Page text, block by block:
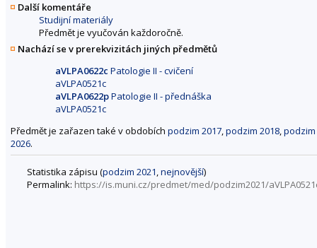
Další komentáře
Studijní materiály
Předmět je vyučován každoročně.
Nachází se v prerekvizitách jiných předmětů
aVLPA0622c Patologie II - cvičení
aVLPA0521c
aVLPA0622pPatologie II - přednáška
aVLPA0521c
Předmět je zařazen také v obdobích podzim 2017,podzim 2018,podzim
2026.
Statistika zápisu (podzim 2021,nejnovější)
Permalink: https://is.muni.cz/predmet/med/podzim2021/